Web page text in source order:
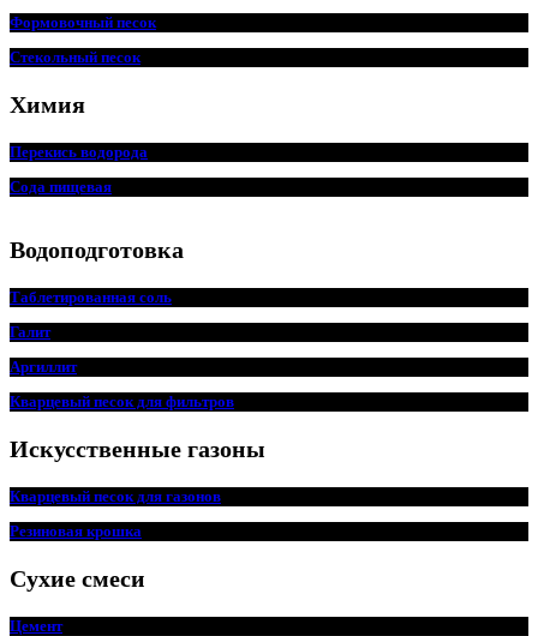
Формовочный песок
Стекольный песок
Химия
Перекись водорода
Сода пищевая
Водоподготовка
Таблетированная соль
Галит
Аргиллит
Кварцевый песок для фильтров
Искусственные газоны
Кварцевый песок для газонов
Резиновая крошка
Сухие смеси
Цемент